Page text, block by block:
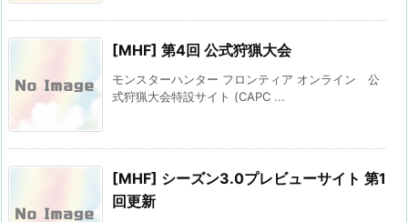
[MHF] 第4回 公式狩猟大会
モンスターハンター フロンティア オンライン 公
式狩猟大会特設サイト (CAPC ...
[MHF] シーズン3.0プレビューサイト 第1
回更新